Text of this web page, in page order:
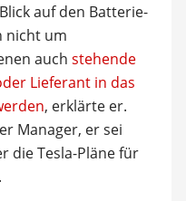
auf den Batterie-
nicht um
auch stehende
Lieferant in das
, erklärte er.
Manager, er sei
die Tesla-Pläne für